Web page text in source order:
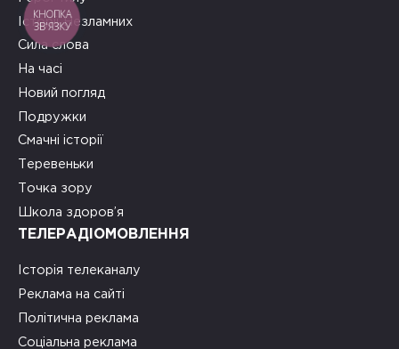
Історії Незламних
Сила слова
На часі
Новий погляд
Подружки
Смачні історії
Теревеньки
Точка зору
Школа здоров’я
ТЕЛЕРАДІОМОВЛЕННЯ
Історія телеканалу
Реклама на сайті
Політична реклама
Соціальна реклама
КНОПКА
ЗВ'ЯЗКУ